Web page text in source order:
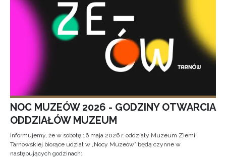
NOC MUZEÓW 2026 - GODZINY OTWARCIA
ODDZIAŁÓW MUZEUM
Informujemy, że w sobotę 16 maja 2026 r. oddziały Muzeum Ziemi
Tarnowskiej biorące udział w „Nocy Muzeów” będą czynne w
następujących godzinach: